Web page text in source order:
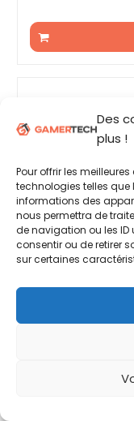
Des
plus !
Pour offrir les
technologies telles
informations des
nous permettra de
de navigation ou les ID
consentir ou de retirer
sur certaines
Dell Inspiron G3